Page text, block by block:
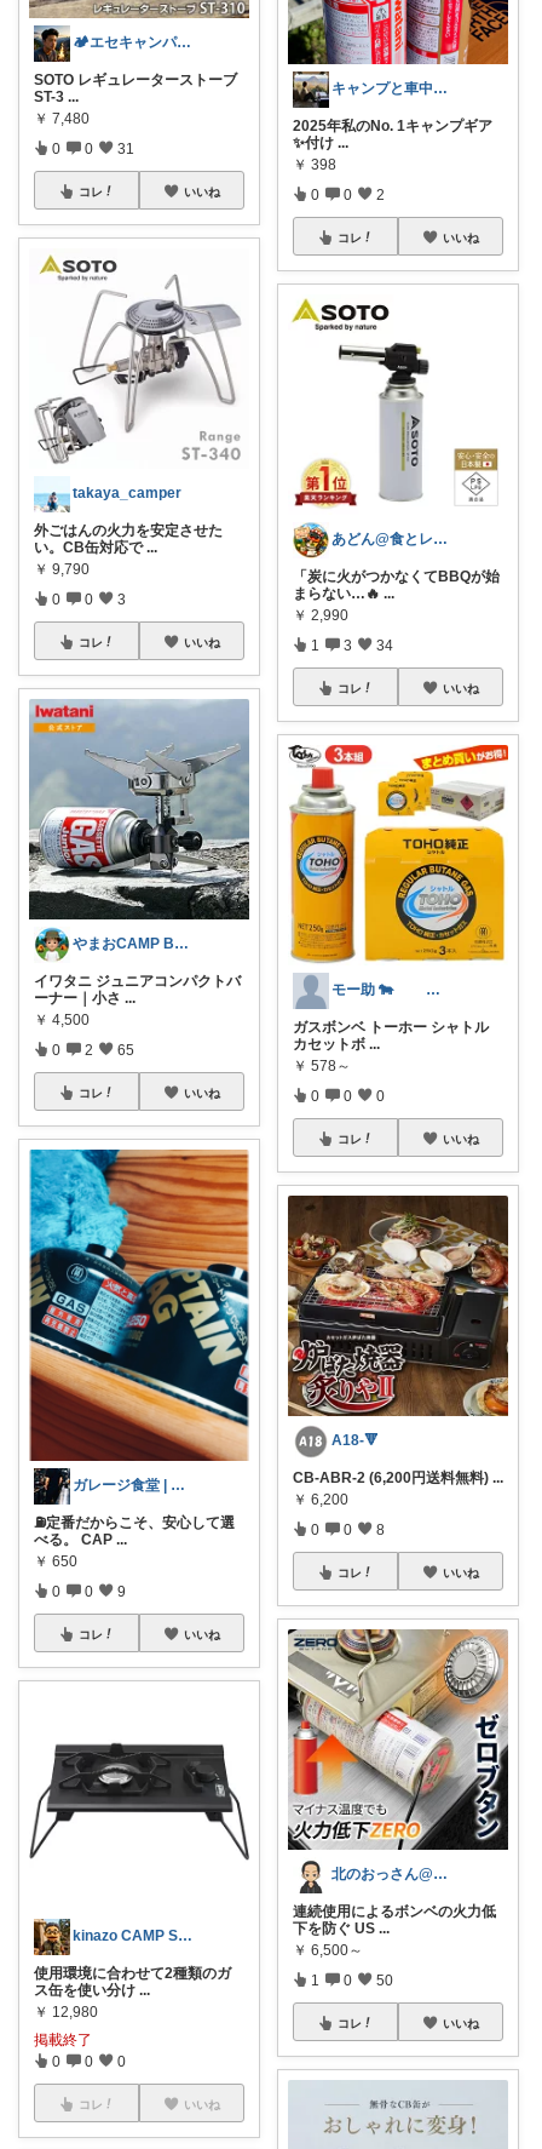
🏕️エセキャンパー🏕️わーくん🏕️
SOTO レギュレーターストーブ
ST-3 ...
￥ 7,480
0 0 31
コレ いいね
takaya_camper
外ごはんの火力を安定させた
い。CB缶対応で ...
￥ 9,790
0 0 3
コレ いいね
やまおCAMP BASE🏕️🪵🔥
イワタニ ジュニアコンパクトバ
ーナー｜小さ ...
￥ 4,500
0 2 65
コレ いいね
ガレージ食堂 | 開業準備中
⛽定番だからこそ、安心して選
べる。 CAP ...
￥ 650
0 0 9
コレ いいね
kinazo CAMP SELECT
使用環境に合わせて2種類のガ
ス缶を使い分け ...
￥ 12,980
掲載終了
0 0 0
コレ いいね
キャンプと車中泊とアレヤコレヤ
2025年私のNo. 1キャンプギア
✨付け ...
￥ 398
0 0 2
コレ いいね
あどん@食とレジャー用品
「炭に火がつかなくてBBQが始
まらない…🔥 ...
￥ 2,990
1 3 34
コレ いいね
モー助 🐄 経由購入感謝です🐳
ガスボンベ トーホー シャトル
カセットボ ...
￥ 578～
0 0 0
コレ いいね
A18-🔻
CB-ABR-2 (6,200円送料無料) ...
￥ 6,200
0 0 8
コレ いいね
北のおっさん@ガジェット好き
連続使用によるボンベの火力低
下を防ぐ US ...
￥ 6,500～
1 0 50
コレ いいね